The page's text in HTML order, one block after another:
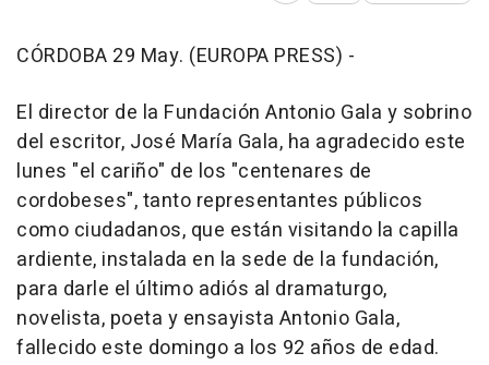
CÓRDOBA 29 May. (EUROPA PRESS) -
El director de la Fundación Antonio Gala y sobrino
del escritor, José María Gala, ha agradecido este
lunes "el cariño" de los "centenares de
cordobeses", tanto representantes públicos
como ciudadanos, que están visitando la capilla
ardiente, instalada en la sede de la fundación,
para darle el último adiós al dramaturgo,
novelista, poeta y ensayista Antonio Gala,
fallecido este domingo a los 92 años de edad.